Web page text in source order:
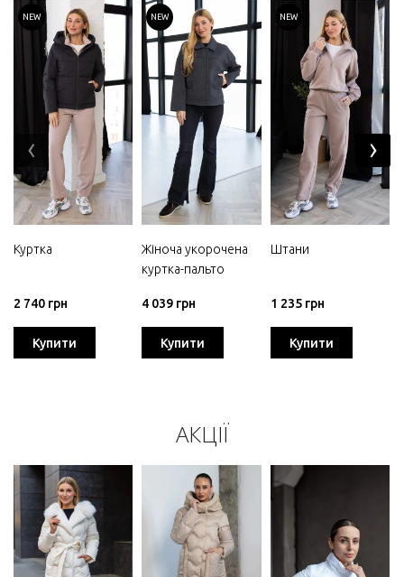
NEW
Куртка
2 740 грн
Купити
NEW
Жіноча укорочена
куртка-пальто
4 039 грн
Купити
NEW
Штани
1 235 грн
Купити
‹ ›
АКЦІЇ